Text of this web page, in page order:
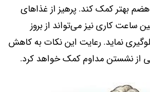
بهتر کمک کند. پرهیز از غذاهای
کاری نیز می‌تواند از بروز
نماید. رعایت این نکات به کاهش
از نشستن مداوم کمک خواهد کرد.